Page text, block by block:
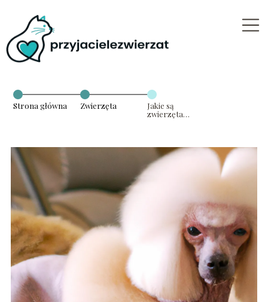
Strona główna Zwierzęta
Jakie są
zwierzęta